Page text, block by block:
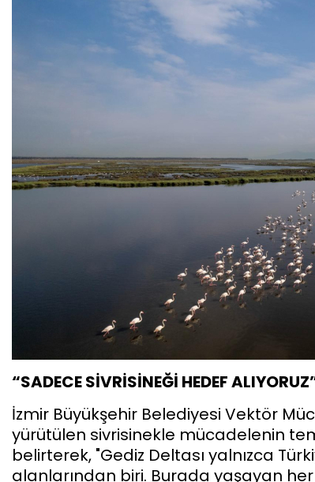
“SADECE SİVRİSİNEĞİ HEDEF
İzmir Büyükşehir Belediyesi Vektör
yürütülen sivrisinekle mücadelenin
belirterek, "Gediz Deltası yalnızca
alanlarından biri. Burada yaşayan